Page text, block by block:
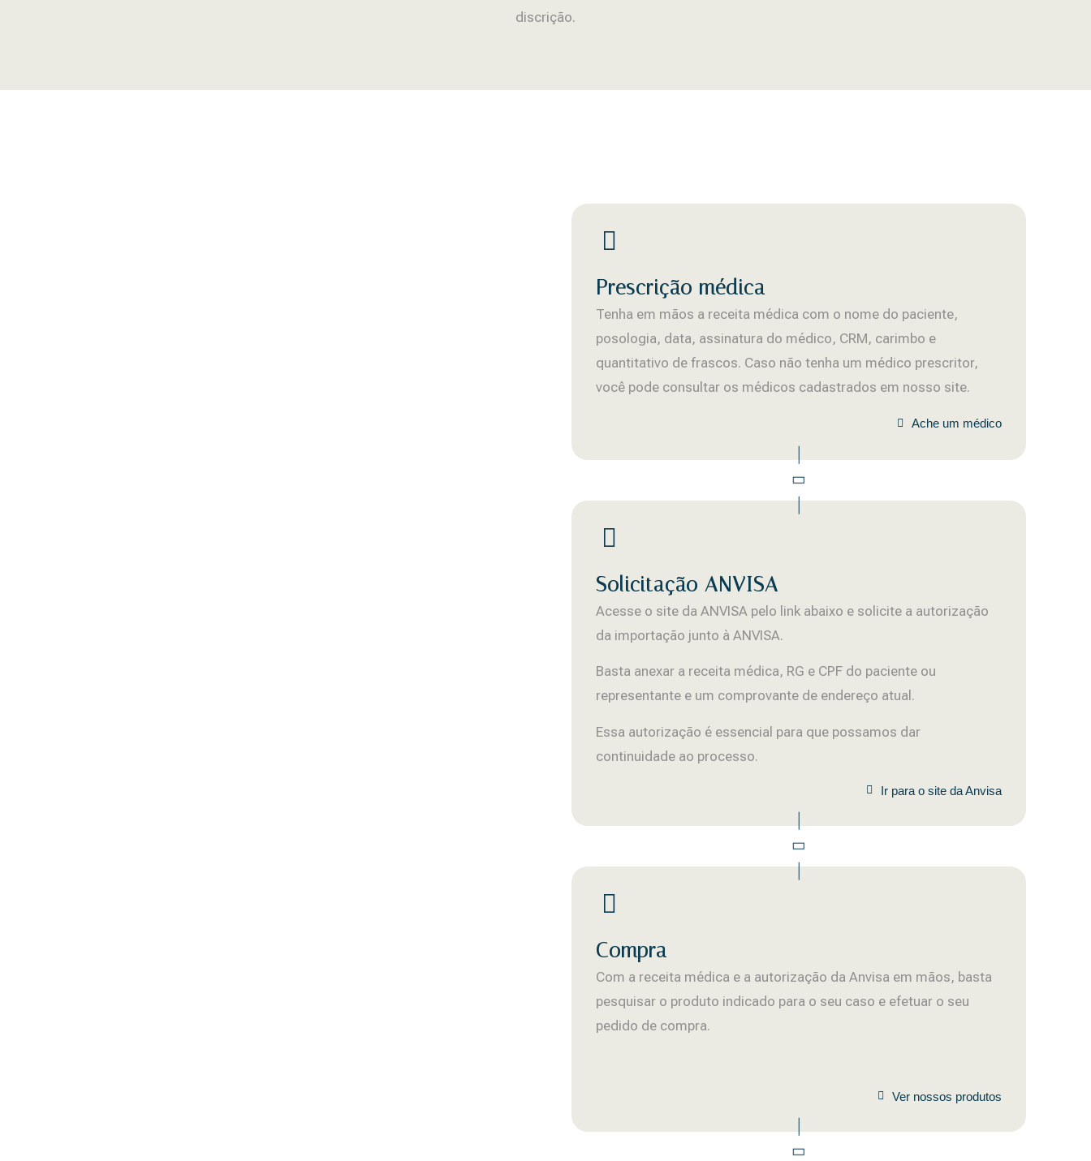
discrição.
Prescrição médica
Tenha em mãos a receita médica com o nome do paciente,
posologia, data, assinatura do médico, CRM, carimbo e
quantitativo de frascos. Caso não tenha um médico prescritor,
você pode consultar os médicos cadastrados em nosso site.
Ache um médico
Solicitação ANVISA
Acesse o site da ANVISA pelo link abaixo e solicite a autorização
da importação junto à ANVISA.
Basta anexar a receita médica, RG e CPF do paciente ou
representante e um comprovante de endereço atual.
Essa autorização é essencial para que possamos dar
continuidade ao processo.
Ir para o site da Anvisa
Compra
Com a receita médica e a autorização da Anvisa em mãos, basta
pesquisar o produto indicado para o seu caso e efetuar o seu
pedido de compra.
Ver nossos produtos